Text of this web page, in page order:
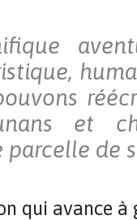
et
parcelle de
qui avance à